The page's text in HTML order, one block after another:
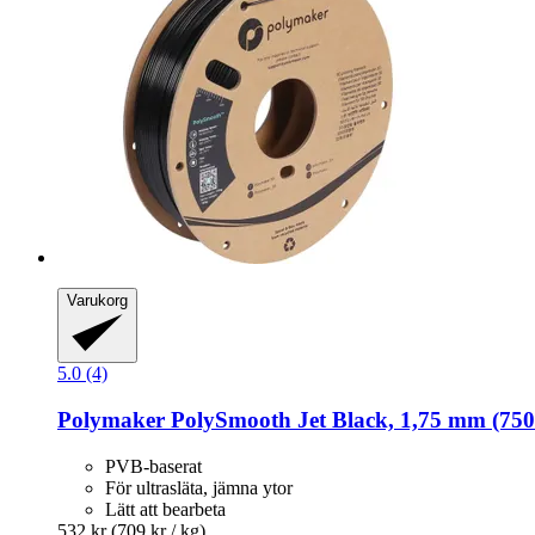
Varukorg
5.0 (4)
Polymaker PolySmooth Jet Black, 1,75 mm
PVB-baserat
För ultrasläta, jämna ytor
Lätt att bearbeta
532 kr (709 kr / kg)